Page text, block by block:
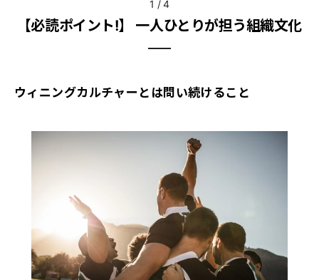
1 /4
【必読ポイント!】 一人ひとりが担う組織文化
ウィニングカルチャーとは問い続けること